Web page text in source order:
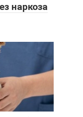
наркоза